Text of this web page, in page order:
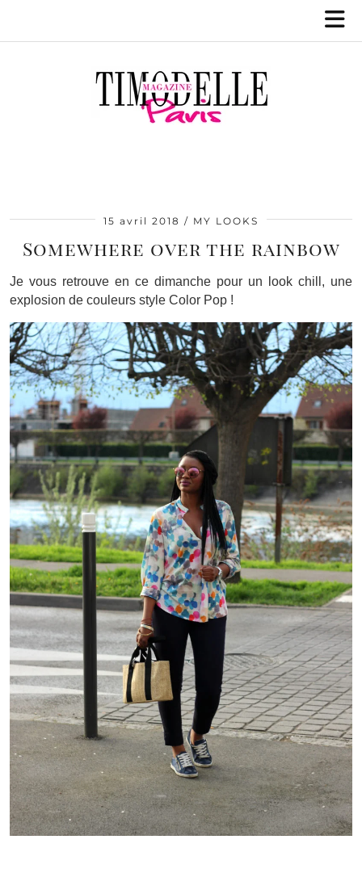
15 avril 2018 MY LOOKS
Somewhere over the rainbow
Je vous retrouve en ce dimanche pour un look chill, une
explosion de couleurs style Color Pop !